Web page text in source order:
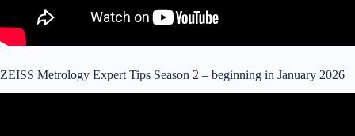
ZEISS Metrology Expert Tips Season 2 – beginning in January 2026